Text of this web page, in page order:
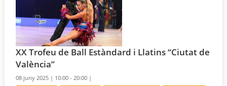
XX Trofeu de Ball Estàndard i Llatins “Ciutat de
València”
08 juny 2025 | 10:00 - 20:00 |